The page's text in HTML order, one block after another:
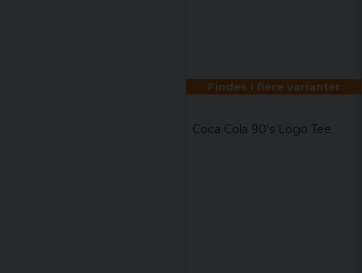
Findes i flere varianter
Coca Cola 90's Logo Tee